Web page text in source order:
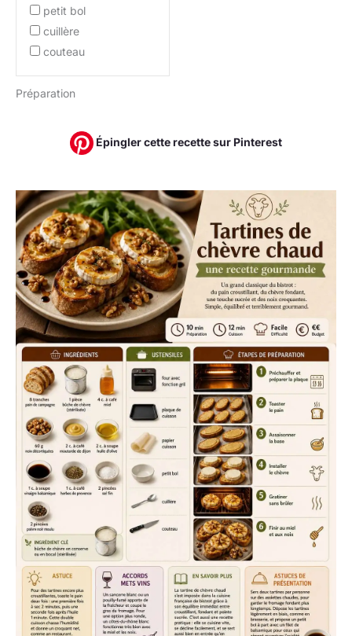
petit bol
cuillère
couteau
Préparation
Épingler cette recette sur Pinterest